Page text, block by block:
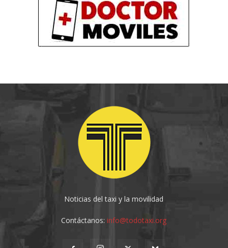
Noticias del taxi y la movilidad
Contáctanos:info@todotaxi.org